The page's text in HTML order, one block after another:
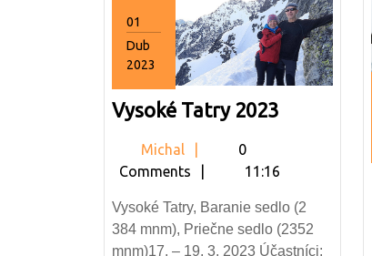
01
Dub
2023
Vysoké Tatry 2023Vysoké
Michal Michal
0
Comments
11:16
Vysoké Tatry, Baranie sedlo (2
384 mnm), Priečne sedlo (2352
mnm)17. – 19. 3. 2023 Účastníci: